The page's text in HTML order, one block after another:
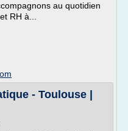
au quotidien
RH à...
- Toulouse |